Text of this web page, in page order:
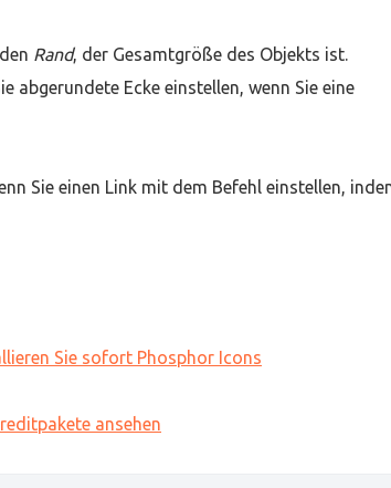
Rand, der Gesamtgröße des Objekts ist.
abgerundete Ecke einstellen, wenn Sie eine
Sie einen Link mit dem Befehl einstellen,
Sie sofort Phosphor Icons
ansehen